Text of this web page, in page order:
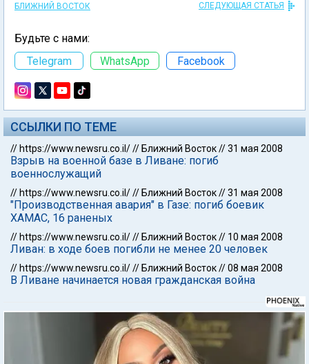
БЛИЖНИЙ ВОСТОК СЛЕДУЮЩАЯ СТАТЬЯ
Будьте с нами:
Telegram
WhatsApp Facebook
ССЫЛКИ ПО ТЕМЕ
// https://www.newsru.co.il/// Ближний Восток//31 мая 2008
Взрыв на военной базе в Ливане: погиб
военнослужащий
// https://www.newsru.co.il/// Ближний Восток//31 мая 2008
"Производственная авария" в Газе: погиб боевик
ХАМАС, 16 раненых
// https://www.newsru.co.il/// Ближний Восток// 10 мая 2008
Ливан: в ходе боев погибли не менее 20 человек
// https://www.newsru.co.il/// Ближний Восток//08 мая 2008
В Ливане начинается новая гражданская война